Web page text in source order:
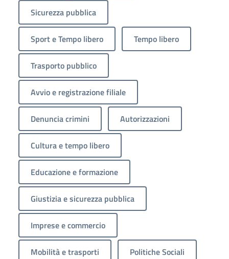
Sicurezza pubblica
Sport e Tempo libero Tempo libero
Trasporto pubblico
Avvio e registrazione filiale
Denuncia crimini Autorizzazioni
Cultura e tempo libero
Educazione e formazione
Giustizia e sicurezza pubblica
Imprese e commercio
Mobilità e trasporti Politiche Sociali